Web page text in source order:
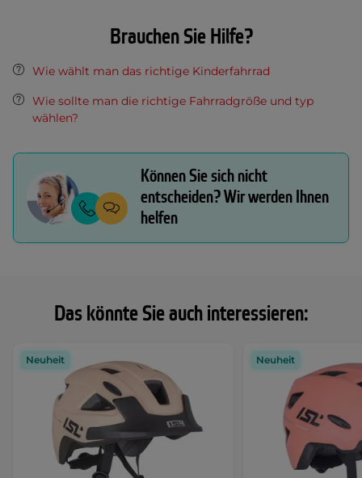
Das könnte Sie auch interessieren:
Neuheit Neuheit
Brauchen Sie Hilfe?
Wie wählt man das richtige Kinderfahrrad
Wie sollte man die richtige Fahrradgröße und typ
wählen?
Können Sie sich nicht
entscheiden? Wir werden Ihnen
helfen